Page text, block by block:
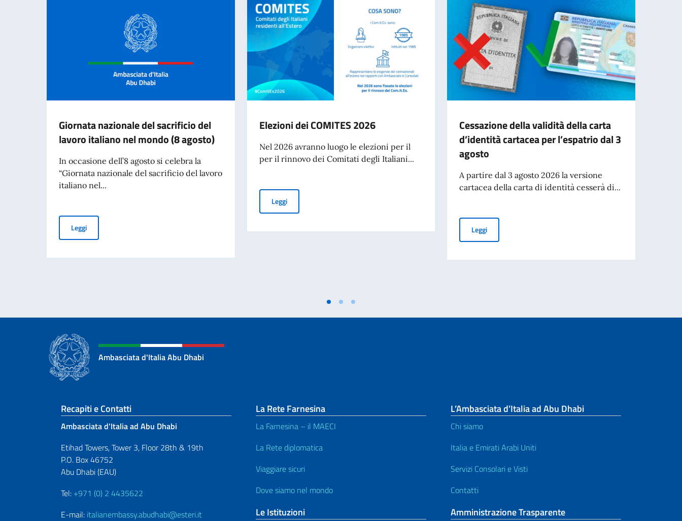
Giornata nazionale del sacrificio del
lavoro italiano nel mondo (8 agosto)
In occasione dell’8 agosto si celebra la
“Giornata nazionale del sacrificio del lavoro
italiano nel...
LeggiGiornata nazionale del sacrificio del lavoro italiano nel mondo (8 agosto)
Elezioni dei COMITES 2026
Nel 2026 avranno luogo le elezioni per il
per il rinnovo dei Comitati degli Italiani...
LeggiElezioni dei COMITES 2026
Cessazione della validità della carta
d’identità cartacea per l’espatrio dal 3
agosto
A partire dal 3 agosto 2026 la versione
cartacea della carta di identità cesserà di...
LeggiCessazione della validità della carta d’identità cartacea per
Ambasciata d'Italia Abu Dhabi
Sezione footer
Recapiti e Contatti
Ambasciata d’Italia ad Abu Dhabi
Etihad Towers, Tower 3, Floor 28th & 19th
P.O. Box 46752
Abu Dhabi (EAU)
Tel: +971 (0) 2 4435622
E-mail: italianembassy.abudhabi@esteri.it
La Rete Farnesina
La Farnesina – il MAECI
La Rete diplomatica
Viaggiare sicuri
Dove siamo nel mondo
Le Istituzioni
L’Ambasciata d’Italia ad Abu Dhabi
Chi siamo
Italia e Emirati Arabi Uniti
Servizi Consolari e Visti
Contatti
Amministrazione Trasparente